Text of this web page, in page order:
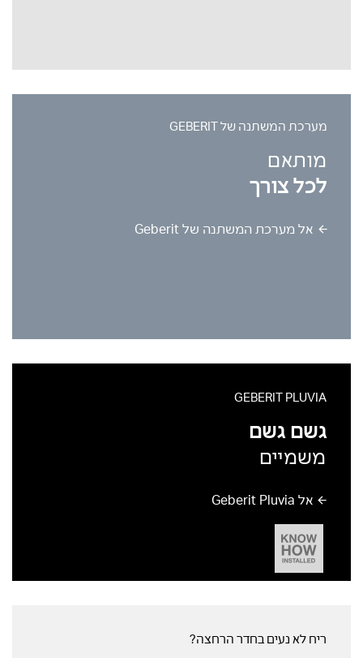
מערכת המשתנה של GEBERIT
מותאם
לכל צורך
אל מערכת המשתנה של Geberit
GEBERIT PLUVIA
גשם גשם
משמיים
אל Geberit Pluvia
ריח לא נעים בחדר הרחצה?